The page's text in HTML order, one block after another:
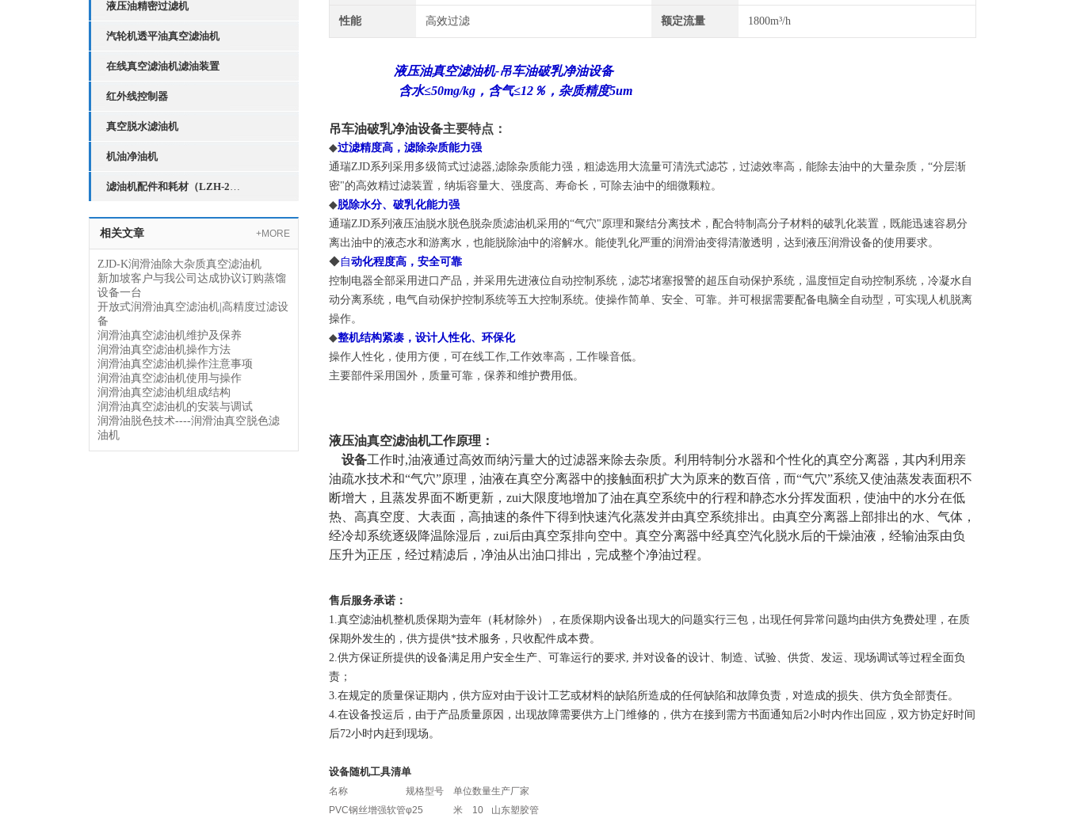
液压油精密过滤机
汽轮机透平油真空滤油机
在线真空滤油机滤油装置
红外线控制器
真空脱水滤油机
机油净油机
滤油机配件和耗材（LZH-2红外线液位控制器）
相关文章 +MORE
ZJD-K润滑油除大杂质真空滤油机
新加坡客户与我公司达成协议订购蒸馏
设备一台
开放式润滑油真空滤油机|高精度过滤设
备
润滑油真空滤油机维护及保养
润滑油真空滤油机操作方法
润滑油真空滤油机操作注意事项
润滑油真空滤油机使用与操作
润滑油真空滤油机组成结构
润滑油真空滤油机的安装与调试
润滑油脱色技术----润滑油真空脱色滤
油机
性能 高效过滤 额定流量 1800m³/h
液压油真空滤油机-吊车油破乳净油设备
含水≤50mg/kg ，含气≤12 ％，杂质精度5um
吊车油破乳净油设备主要特点：
◆过滤精度高，滤除杂质能力强
通瑞ZJD系列 采用多级筒式过滤器,滤除杂质能力强，粗滤选用大流量可清洗式滤芯，过滤效率高，能除去油中的大量杂质，“分层渐
密"的高效精过滤装置，纳垢容量大、强度高、寿命长，可除去油中的细微颗粒。
◆脱除水分、破乳化能力强
通瑞ZJD系列 液压油脱水脱色脱杂质滤油机采用的“气穴"原理和聚结分离技术，配合特制高分子材料的破乳化装置，既能迅速容易分
离出油中的液态水和游离水，也能脱除油中的溶解水。能使乳化严重的润滑油变得清澈透明，达到液压润滑设备的使用要求。
◆自动化程度高，安全可靠
控制电器全部采用进口产品，并采用先进液位自动控制系统，滤芯堵塞报警的超压自动保护系统，温度恒定自动控制系统，冷凝水自
动分离系统，电气自动保护控制系统等五大控制系统。使操作简单、安全、可靠。并可根据需要配备电脑全自动型，可实现人机脱离
操作。
◆整机结构紧凑，设计人性化、环保化
操作人性化，使用方便，可在线工作,工作效率高，工作噪音低。
主要部件采用国外，质量可靠，保养和维护费用低。
液压油真空滤油机工作原理：
设备工作时,油液通过高效而纳污量大的过滤器来除去杂质。利用特制分水器和个性化的真空分离器，其内利用亲
油疏水技术和“气穴”原理，油液在真空分离器中的接触面积扩大为原来的数百倍，而“气穴”系统又使油蒸发表面积不
断增大，且蒸发界面不断更新，zui大限度地增加了油在真空系统中的行程和静态水分挥发面积，使油中的水分在低
热、高真空度、大表面，高抽速的条件下得到快速汽化蒸发并由真空系统排出。由真空分离器上部排出的水、气体，
经冷却系统逐级降温除湿后，zui后由真空泵排向空中。真空分离器中经真空汽化脱水后的干燥油液，经输油泵由负
压升为正压，经过精滤后，净油从出油口排出，完成整个净油过程。
售后服务承诺：
1.真空滤油机整机质保期为壹年（耗材除外），在质保期内设备出现大的问题实行三包，出现任何异常问题均由供方免费处理，在质
保期外发生的，供方提供*技术服务，只收配件成本费。
2.供方保证所提供的设备满足用户安全生产、可靠运行的要求, 并对设备的设计、制造、试验、供货、发运、现场调试等过程全面负
责；
3.在规定的质量保证期内，供方应对由于设计工艺或材料的缺陷所造成的任何缺陷和故障负责，对造成的损失、供方负全部责任。
4.在设备投运后，由于产品质量原因，出现故障需要供方上门维修的，供方在接到需方书面通知后2小时内作出回应，双方协定好时间
后72小时内赶到现场。
设备随机工具清单
名称 规格型号 单位数量生产厂家
PVC钢丝增强软管φ25 米 10
山东塑胶管